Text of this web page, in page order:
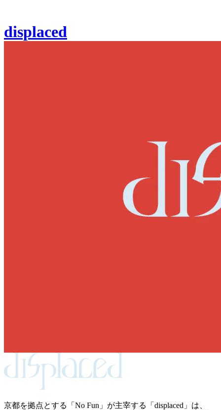
displaced
京都を拠点とする「No Fun」が主宰する「displaced」は、